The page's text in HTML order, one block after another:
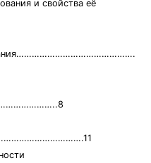
и свойства её